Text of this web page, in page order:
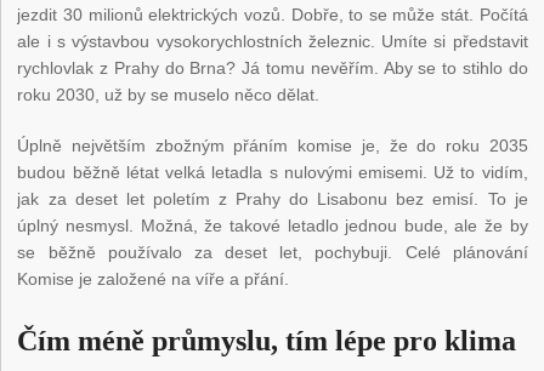
jezdit 30 milionů elektrických vozů. Dobře, to se může stát. Počítá
ale i s výstavbou vysokorychlostních železnic. Umíte si představit
rychlovlak z Prahy do Brna? Já tomu nevěřím. Aby se to stihlo do
roku 2030, už by se muselo něco dělat.
Úplně největším zbožným přáním komise je, že do roku 2035
budou běžně létat velká letadla s nulovými emisemi. Už to vidím,
jak za deset let poletím z Prahy do Lisabonu bez emisí. To je
úplný nesmysl. Možná, že takové letadlo jednou bude, ale že by
se běžně používalo za deset let, pochybuji. Celé plánování
Komise je založené na víře a přání.
Čím méně průmyslu, tím lépe pro klima